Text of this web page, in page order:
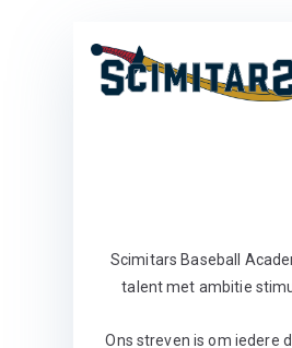
naar
Scimitars Baseball
talent met ambitie
Ons streven is om iedere